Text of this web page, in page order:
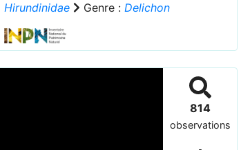
Hirundinidae
Genre : Delichon
814
observations